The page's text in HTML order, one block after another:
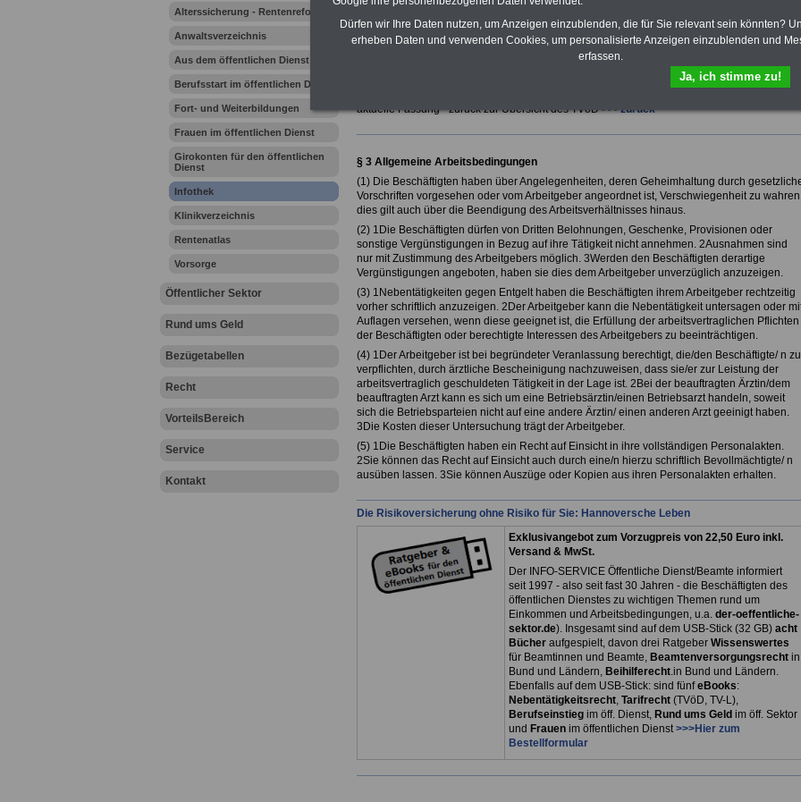
Alterssicherung - Rentenreform
Anwaltsverzeichnis
Aus dem öffentlichen Dienst
Berufsstart im öffentlichen Dienst
Fort- und Weiterbildungen
Frauen im öffentlichen Dienst
Girokonten für den öffentlichen
Dienst
Infothek
Klinikverzeichnis
Rentenatlas
Vorsorge
Öffentlicher Sektor
Rund ums Geld
Bezügetabellen
Recht
VorteilsBereich
Service
Kontakt
Ihr Berufsunfähigkeitsschutz - Für den Fall der Fälle: Hannoversche Leben
aktuelle Fassung - zurück zur Übersicht des TVöD>>>zurück
§ 3 Allgemeine Arbeitsbedingungen
(1) Die Beschäftigten haben über Angelegenheiten, deren Geheimhaltung durch
Vorschriften vorgesehen oder vom Arbeitgeber angeordnet ist, Verschwiegenheit zu
dies gilt auch über die Beendigung des Arbeitsverhältnisses hinaus.
(2) 1Die Beschäftigten dürfen von Dritten Belohnungen, Geschenke, Provisionen oder
sonstige Vergünstigungen in Bezug auf ihre Tätigkeit nicht annehmen. 2Ausnahmen sind
nur mit Zustimmung des Arbeitgebers möglich. 3Werden den Beschäftigten derartige
Vergünstigungen angeboten, haben sie dies dem Arbeitgeber unverzüglich anzuzeigen.
(3) 1Nebentätigkeiten gegen Entgelt haben die Beschäftigten ihrem Arbeitgeber rechtzeitig
vorher schriftlich anzuzeigen. 2Der Arbeitgeber kann die Nebentätigkeit untersagen oder
Auflagen versehen, wenn diese geeignet ist, die Erfüllung der arbeitsvertraglichen Pflichten
der Beschäftigten oder berechtigte Interessen des Arbeitgebers zu beeinträchtigen.
(4) 1Der Arbeitgeber ist bei begründeter Veranlassung berechtigt, die/den Beschäftigte/ n zu
verpflichten, durch ärztliche Bescheinigung nachzuweisen, dass sie/er zur Leistung der
arbeitsvertraglich geschuldeten Tätigkeit in der Lage ist. 2Bei der beauftragten Ärztin/dem
beauftragten Arzt kann es sich um eine Betriebsärztin/einen Betriebsarzt handeln, soweit
sich die Betriebsparteien nicht auf eine andere Ärztin/ einen anderen Arzt geeinigt haben.
3Die Kosten dieser Untersuchung trägt der Arbeitgeber.
(5) 1Die Beschäftigten haben ein Recht auf Einsicht in ihre vollständigen Personalakten.
2Sie können das Recht auf Einsicht auch durch eine/n hierzu schriftlich Bevollmächtigte/ n
ausüben lassen. 3Sie können Auszüge oder Kopien aus ihren Personalakten erhalten.
Die Risikoversicherung ohne Risiko für Sie: Hannoversche Leben
Exklusivangebot zum Vorzugpreis von 22,50 Euro inkl.
Versand & MwSt.
Der INFO-SERVICE Öffentliche Dienst/Beamte informiert
seit 1997 - also seit fast 30 Jahren - die Beschäftigten des
öffentlichen Dienstes zu wichtigen Themen rund um
Einkommen und Arbeitsbedingungen, u.a. der-oeffentliche-
sektor.de). Insgesamt sind auf dem USB-Stick (32 GB) acht
Bücher aufgespielt, davon drei Ratgeber Wissenswertes
für Beamtinnen und Beamte, Beamtenversorgungsrechtin
Bund und Ländern, Beihilferecht.in Bund und Ländern.
Ebenfalls auf dem USB-Stick: sind fünfeBooks:
Nebentätigkeitsrecht, Tarifrecht(TVöD, TV-L),
Berufseinstiegim öff. Dienst, Rund ums Geld im öff. Sektor
und Frauenim öffentlichen Dienst>>>Hier zum
Bestellformular
Dürfen wir Ihre Daten nutzen, um Anzeigen einzublenden, die für Sie relevant sein könnten?
erheben Daten und verwenden Cookies, um personalisierte Anzeigen einzublenden und
erfassen.
Ja, ich stimme zu!